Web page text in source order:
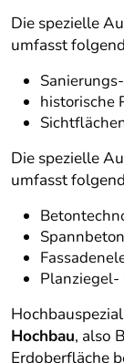
Die spezielle
umfasst
historische
Die spezielle
umfasst
Planziegel-
Hochbau, also
Erdoberfläche